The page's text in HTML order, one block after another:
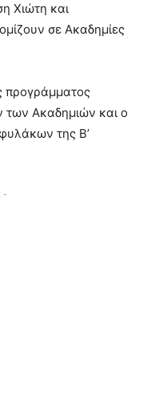
Χιώτη και
σε Ακαδημίες
προγράμματος
Ακαδημιών και ο
της Β’
-